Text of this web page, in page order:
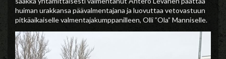
huiman urakkansa päävalmentajana ja luovuttaa vetovastuun
pitkäaikaiselle valmentajakumppanilleen, Olli ”Ola” Manniselle.